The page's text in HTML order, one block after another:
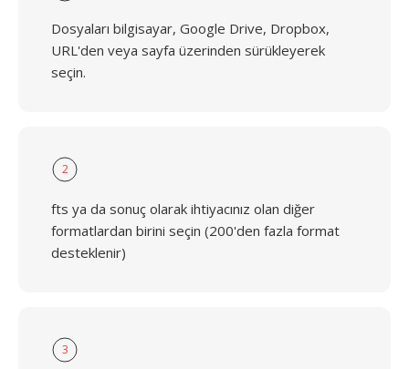
Dosyaları bilgisayar, Google Drive, Dropbox,
URL'den veya sayfa üzerinden sürükleyerek
seçin.
2
fts ya da sonuç olarak ihtiyacınız olan diğer
formatlardan birini seçin (200'den fazla format
desteklenir)
3